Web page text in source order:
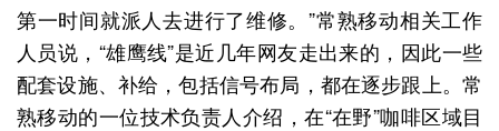
第一时间就派人去进行了维修。”常熟移动相关工作
人员说，“雄鹰线”是近几年网友走出来的，因此一些
配套设施、补给，包括信号布局，都在逐步跟上。常
熟移动的一位技术负责人介绍，在“在野”咖啡区域目